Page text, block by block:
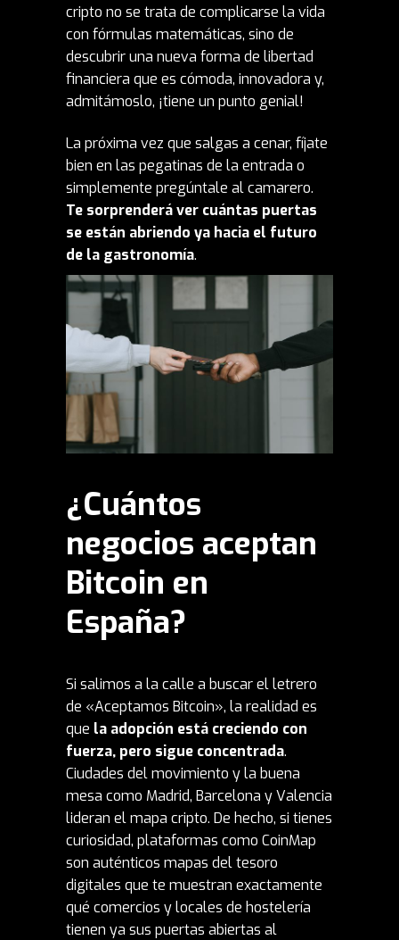
cripto no se trata de complicarse la vida
con fórmulas matemáticas, sino de
descubrir una nueva forma de libertad
financiera que es cómoda, innovadora y,
admitámoslo, ¡tiene un punto genial!
La próxima vez que salgas a cenar, fíjate
bien en las pegatinas de la entrada o
simplemente pregúntale al camarero.
Te sorprenderá ver cuántas puertas
se están abriendo ya hacia el futuro
de la gastronomía.
¿Cuántos
negocios aceptan
Bitcoin en
España?
Si salimos a la calle a buscar el letrero
de «Aceptamos Bitcoin», la realidad es
que la adopción está creciendo con
fuerza, pero sigue concentrada.
Ciudades del movimiento y la buena
mesa como Madrid, Barcelona y Valencia
lideran el mapa cripto. De hecho, si tienes
curiosidad, plataformas como CoinMap
son auténticos mapas del tesoro
digitales que te muestran exactamente
qué comercios y locales de hostelería
tienen ya sus puertas abiertas al